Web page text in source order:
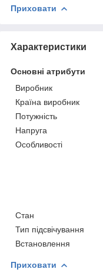
Приховати
Характеристики
Основні атрибути
Виробник
Країна виробник
Потужність
Напруга
Особливості
Стан
Тип підсвічування
Встановлення
Приховати